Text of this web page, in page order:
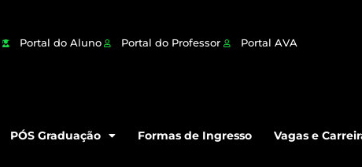
Portal do Aluno Portal do Professor Portal AVA
PÓS Graduação Formas de Ingresso Vagas e